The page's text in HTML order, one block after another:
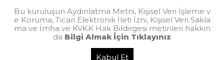
Bu kuruluşun Aydınlatma Metni, Kişisel Veri İşleme v
e Koruma, Ticari Elektronik İleti İzni, Kişisel Veri Sakla
ma ve İmha ve KVKK Hak Bildirgesi metinleri hakkın
da Bilgi Almak İçin Tıklayınız
Kabul Et